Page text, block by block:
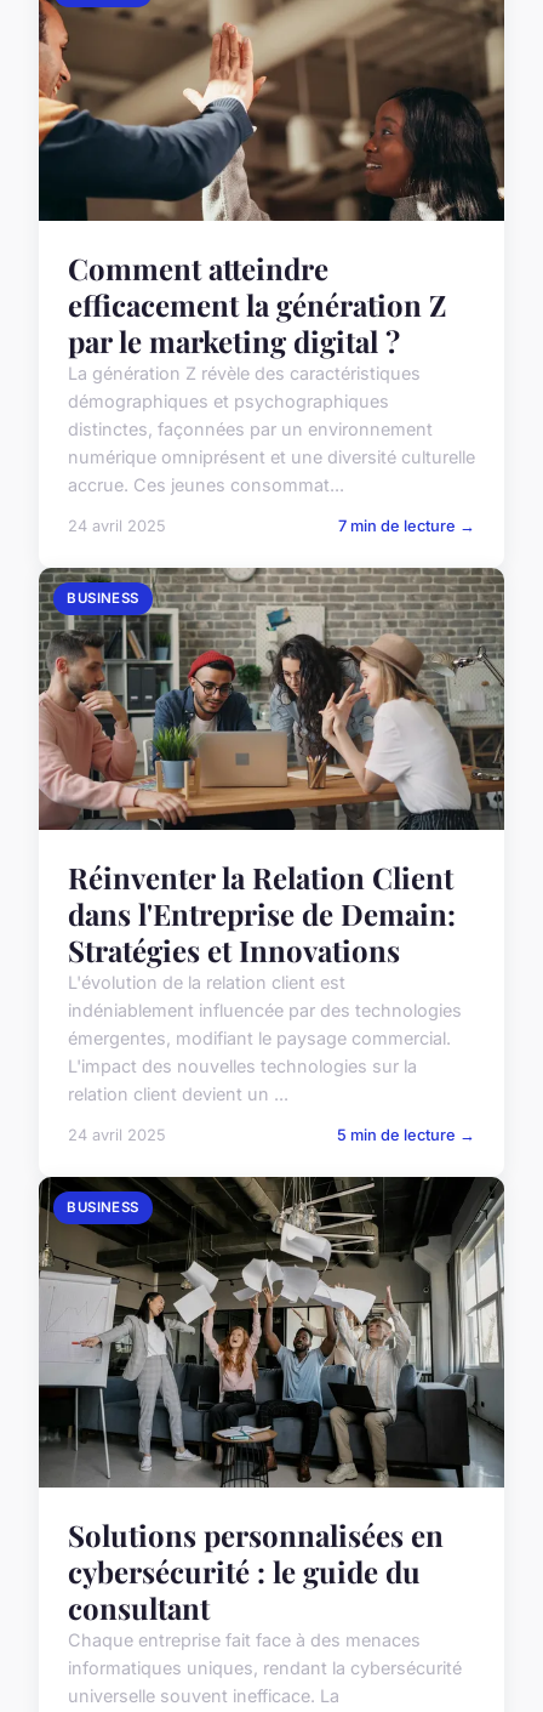
Comment atteindre
efficacement la génération Z
par le marketing digital ?
La génération Z révèle des caractéristiques
démographiques et psychographiques
distinctes, façonnées par un environnement
numérique omniprésent et une diversité culturelle
accrue. Ces jeunes consommat...
24 avril 2025 7 min de lecture →
BUSINESS
Réinventer la Relation Client
dans l'Entreprise de Demain:
Stratégies et Innovations
L'évolution de la relation client est
indéniablement influencée par des technologies
émergentes, modifiant le paysage commercial.
L'impact des nouvelles technologies sur la
relation client devient un ...
24 avril 2025 5 min de lecture →
BUSINESS
Solutions personnalisées en
cybersécurité : le guide du
consultant
Chaque entreprise fait face à des menaces
informatiques uniques, rendant la cybersécurité
universelle souvent inefficace. La